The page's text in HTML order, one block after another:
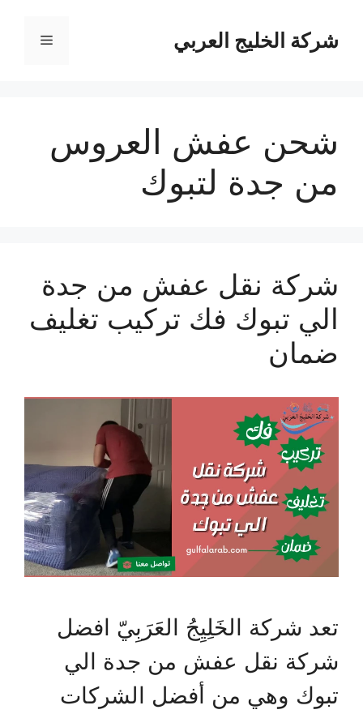
المحتوىشركة الخليج العربي القائمة
شحن عفش العروس
من جدة لتبوك
شركة نقل عفش من جدة
الي تبوك فك تركيب تغليف
ضمان
تعد شركة الخَلِيِجُ العَرَبِيّ افضل
شركة نقل عفش من جدة الي
تبوك وهي من أفضل الشركات